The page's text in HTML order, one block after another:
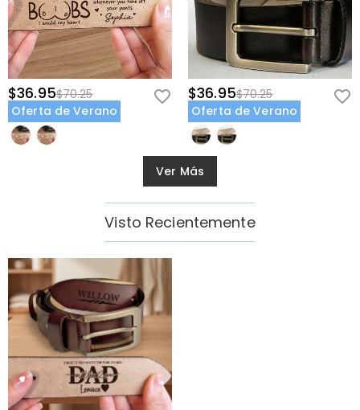
$36.95$70.25
Oferta de Verano
$36.95$70.25
Oferta de Verano
Ver Más
Visto Recientemente